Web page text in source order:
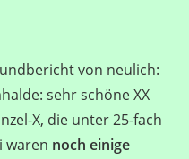
von neulich:
sehr schöne XX
X, die unter 25-fach
waren noch einige